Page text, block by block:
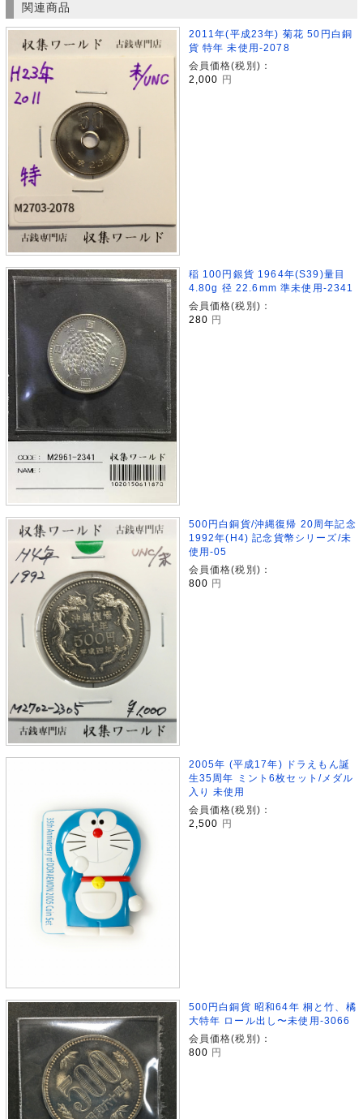
関連商品
2011年(平成23年) 菊花 50円白銅
貨 特年 未使用-2078
会員価格(税別)：
2,000
円
稲 100円銀貨 1964年(S39)量目
4.80g 径 22.6mm 準未使用-2341
会員価格(税別)：
280 円
500円白銅貨/沖縄復帰 20周年記念
1992年(H4) 記念貨幣シリーズ/未
使用-05
会員価格(税別)：
800 円
2005年 (平成17年) ドラえもん誕
生35周年 ミント6枚セット/メダル
入り 未使用
会員価格(税別)：
2,500
円
500円白銅貨 昭和64年 桐と竹、橘
大特年 ロール出し〜未使用-3066
会員価格(税別)：
800 円